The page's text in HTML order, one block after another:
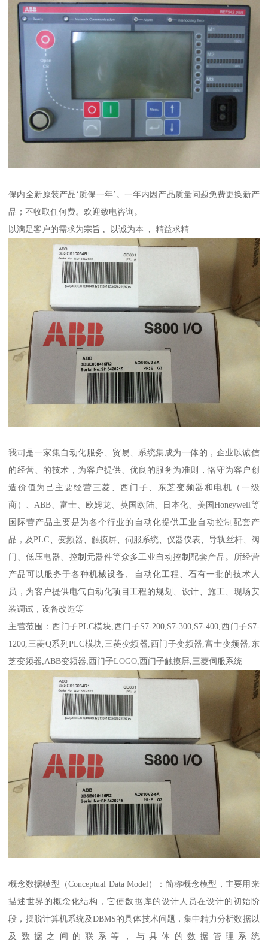
保内全新原装产品‘质保一年’。一年内因产品质量问题免费更换新产
品；不收取任何费。欢迎致电咨询。
以满足客户的需求为宗旨 , 以诚为本 , 精益求精
我司是一家集自动化服务、贸易、系统集成为一体的，企业以诚信
的经营、的技术，为客户提供、优良的服务为准则，恪守为客户创
造价值为己主要经营三菱、西门子、东芝变频器和电机（一级
商）、ABB、富士、欧姆龙、英国欧陆、日本化、美国Honeywell等
国际营产品主要是为各个行业的自动化提供工业自动控制配套产
品，及PLC、变频器、触摸屏、伺服系统、仪器仪表、导轨丝杆、阀
门、低压电器、控制元器件等众多工业自动控制配套产品。所经营
产品可以服务于各种机械设备、自动化工程、石有一批的技术人
员，为客户提供电气自动化项目工程的规划、设计、施工、现场安
装调试，设备改造等
主营范围：西门子PLC模块,西门子S7-200,S7-300,S7-400,西门子S7-
1200,三菱Q系列PLC模块,三菱变频器,西门子变频器,富士变频器,东
芝变频器,ABB变频器,西门子LOGO,西门子触摸屏,三菱伺服系统
概念数据模型（Conceptual Data Model）：简称概念模型，主要用来
描述世界的概念化结构，它使数据库的设计人员在设计的初始阶
段，摆脱计算机系统及DBMS的具体技术问题，集中精力分析数据以
及数据之间的联系等，与具体的数据管理系统